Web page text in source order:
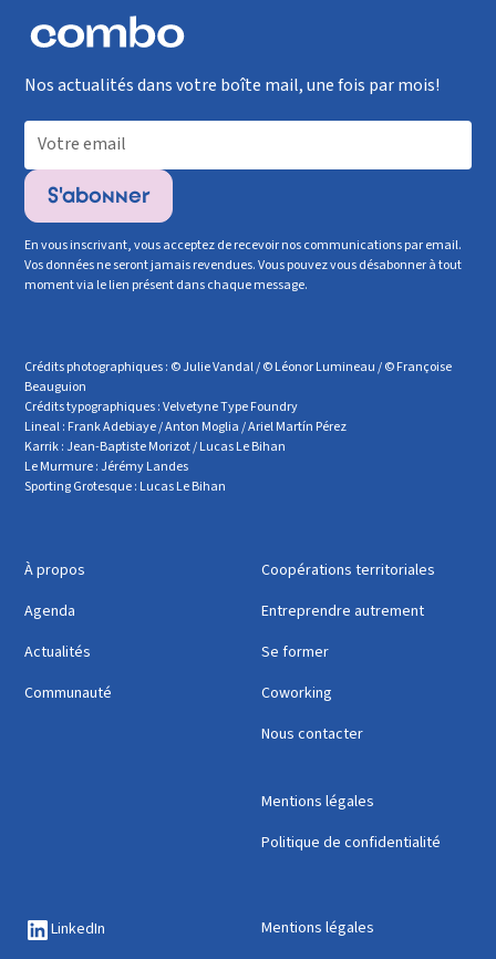
Nos actualités dans votre boîte mail, une fois par mois!
En vous inscrivant, vous acceptez de recevoir nos communications par email.
Vos données ne seront jamais revendues. Vous pouvez vous désabonner à tout
moment via le lien présent dans chaque message.
Crédits photographiques : © Julie Vandal / © Léonor Lumineau / © Françoise
Beauguion
Crédits typographiques : Velvetyne Type Foundry
Lineal : Frank Adebiaye / Anton Moglia / Ariel Martín Pérez
Karrik : Jean-Baptiste Morizot / Lucas Le Bihan
Le Murmure : Jérémy Landes
Sporting Grotesque : Lucas Le Bihan
À propos
Agenda
Actualités
Communauté
Coopérations territoriales
Entreprendre autrement
Se former
Coworking
Nous contacter
Mentions légales
Politique de confidentialité
LinkedIn
Mentions légales